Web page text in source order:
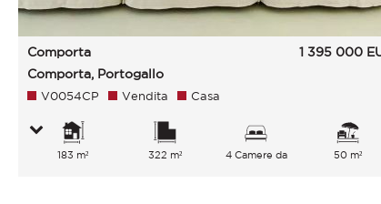
Comporta
Comporta, Portogallo
1 395 000
V0054CP Vendita Casa
183 m² 322 m²
4 Camere da
50 m²